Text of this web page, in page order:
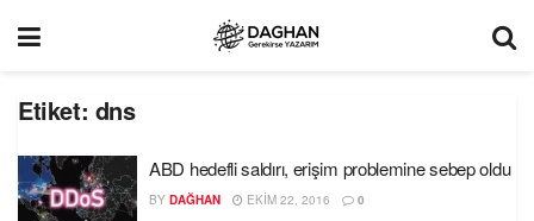
Etiket: dns
ABD hedefli saldırı, erişim problemine sebep oldu
BY DAĞHAN EKIM 22, 2016 0